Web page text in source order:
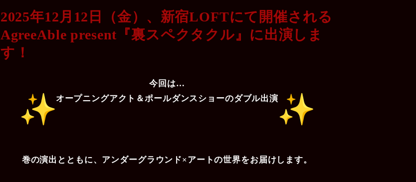
2025年12月12日（金）、新宿LOFTにて開催される
AgreeAble present『裏スペクタクル』に出演しま
す！
今回は…
オープニングアクト＆ポールダンスショーのダブル出演
巻の演出とともに、アンダーグラウンド×アートの世界をお届けします。